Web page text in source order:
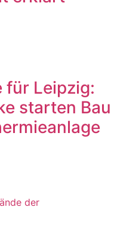
für Leipzig:
starten Bau